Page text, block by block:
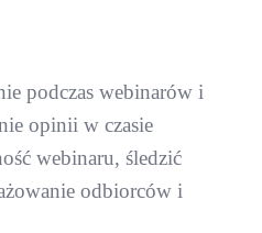
podczas webinarów i
opinii w czasie
webinaru, śledzić
odbiorców i